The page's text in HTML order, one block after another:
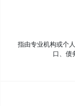
指由专业机构或个
口、债